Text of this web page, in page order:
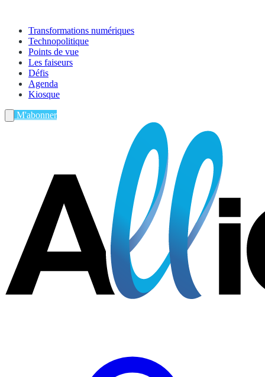
Transformations numériques
Technopolitique
Points de vue
Les faiseurs
Défis
Agenda
Kiosque
M'abonner